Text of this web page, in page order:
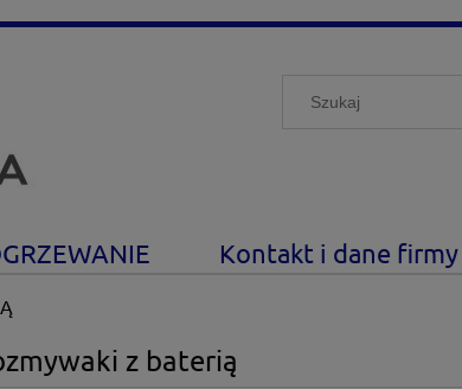
Kontakt i dane firmy
z baterią